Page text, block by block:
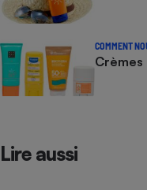
COMMENT
Lire aussi